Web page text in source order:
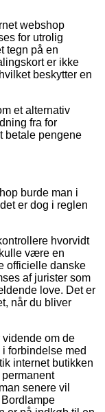
webshop
for utrolig
tegn på en
er ikke
beskytter en
et alternativ
fra for
betale pengene
burde man i
er dog i reglen
hvorvidt
være en
officielle danske
af jurister som
love. Det er
når du bliver
vidende om de
forbindelse med
internet butikken
senere vil